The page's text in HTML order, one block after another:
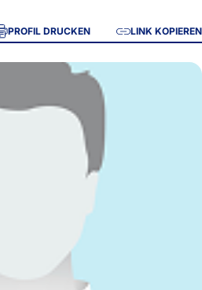
PROFIL DRUCKEN LINK KOPIEREN